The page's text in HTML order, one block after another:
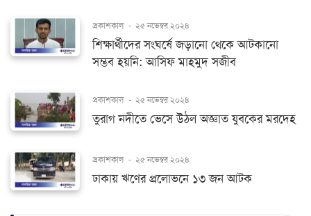
প্রকাশকাল - ২৫ নভেম্বর ২০২৪
শিক্ষার্থীদের সংঘর্ষে জড়ানো থেকে আটকানো
সম্ভব হয়নি: আসিফ মাহমুদ সজীব
প্রকাশকাল - ২৫ নভেম্বর ২০২৪
তুরাগ নদীতে ভেসে উঠল অজ্ঞাত যুবকের মরদেহ
প্রকাশকাল - ২৫ নভেম্বর ২০২৪
ঢাকায় ঋণের প্রলোভনে ১৩ জন আটক